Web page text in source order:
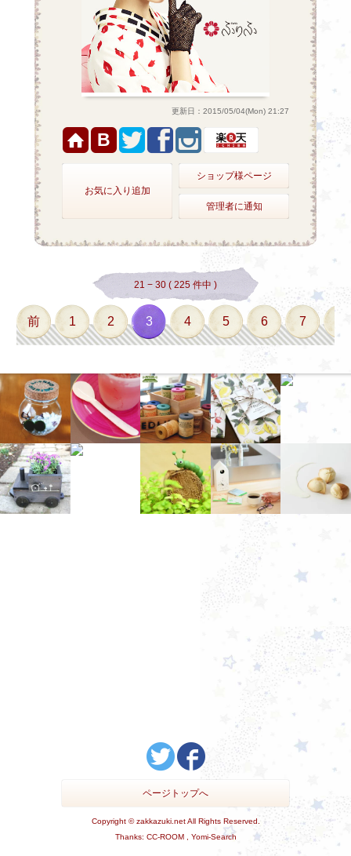
更新日：2015/05/04(Mon) 21:27
B
お気に入り追加
ショップ様ページ
管理者に通知
21 − 30 ( 225 件中 )
前 1 2 3 4 5 6 7
ページトップへ
Copyright ©zakkazuki.netAll Rights Reserved.
Thanks: CC-ROOM , Yomi-Search